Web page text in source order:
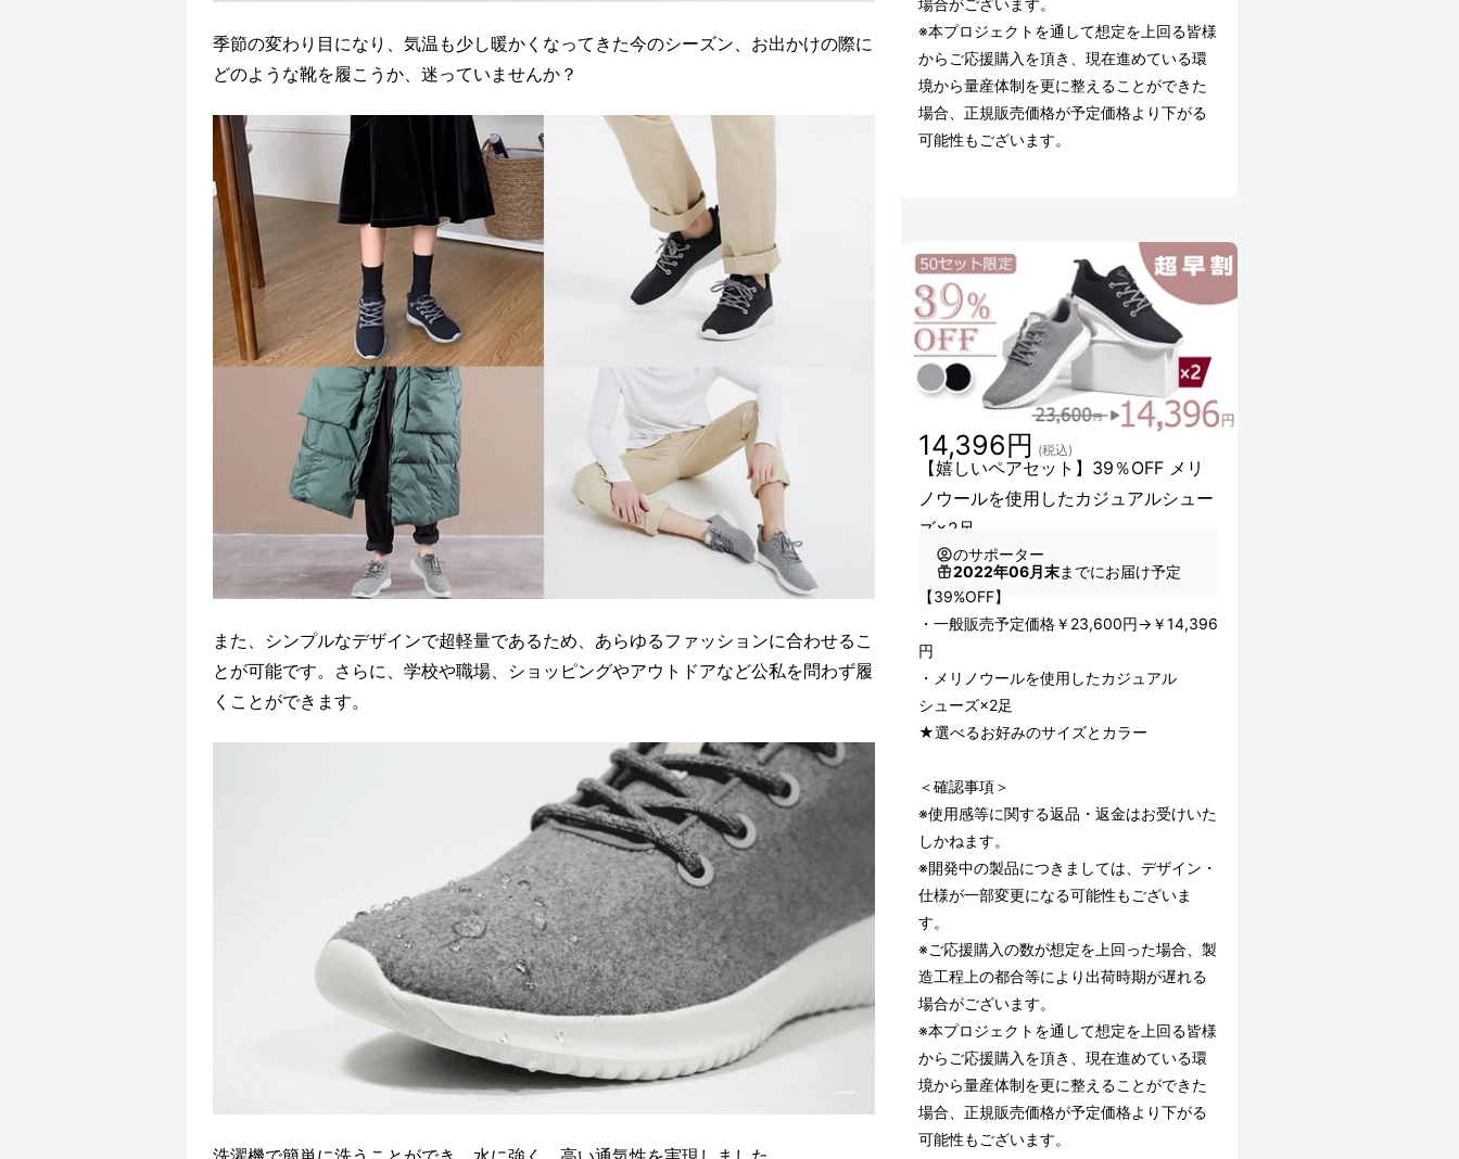
季節の変わり目になり、気温も少し暖かくなってきた今のシーズン、お出かけの際に
どのような靴を履こうか、迷っていませんか？
また、シンプルなデザインで超軽量であるため、あらゆるファッションに合わせるこ
とが可能です。さらに、学校や職場、ショッピングやアウトドアなど公私を問わず履
くことができます。
※本プロジェクトを通して想定を上回る皆様
からご応援購入を頂き、現在進めている環
境から量産体制を更に整えることができた
場合、正規販売価格が予定価格より下がる
可能性もございます。
【嬉しいペアセット】39％OFF メリ
ノウールを使用したカジュアルシュー
ズ×2足
14,396円 (税込)
のサポーター
2022年06月末までにお届け予定
【39%OFF】
・一般販売予定価格￥23,600円→￥14,396
円
・メリノウールを使用したカジュアル
シューズ×2足
★選べるお好みのサイズとカラー
＜確認事項＞
※使用感等に関する返品・返金はお受けいた
しかねます。
※開発中の製品につきましては、デザイン・
仕様が一部変更になる可能性もございま
す。
※ご応援購入の数が想定を上回った場合、製
造工程上の都合等により出荷時期が遅れる
場合がございます。
※本プロジェクトを通して想定を上回る皆様
からご応援購入を頂き、現在進めている環
境から量産体制を更に整えることができた
場合、正規販売価格が予定価格より下がる
可能性もございます。